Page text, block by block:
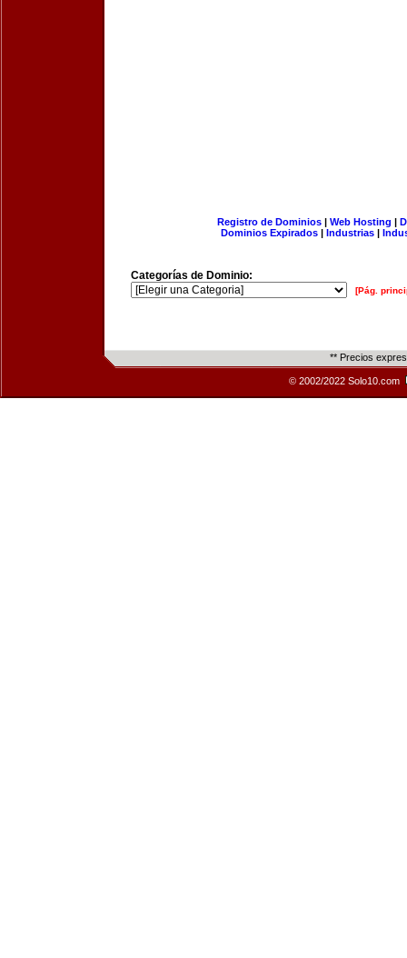
Registro de Dominios| Web Hosting |
Dominios Expirados | Industrias |
Categorías de Dominio:
[Pág.
** Precios
© 2002/2022 Solo10.com